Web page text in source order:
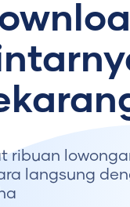
ribuan
langsung